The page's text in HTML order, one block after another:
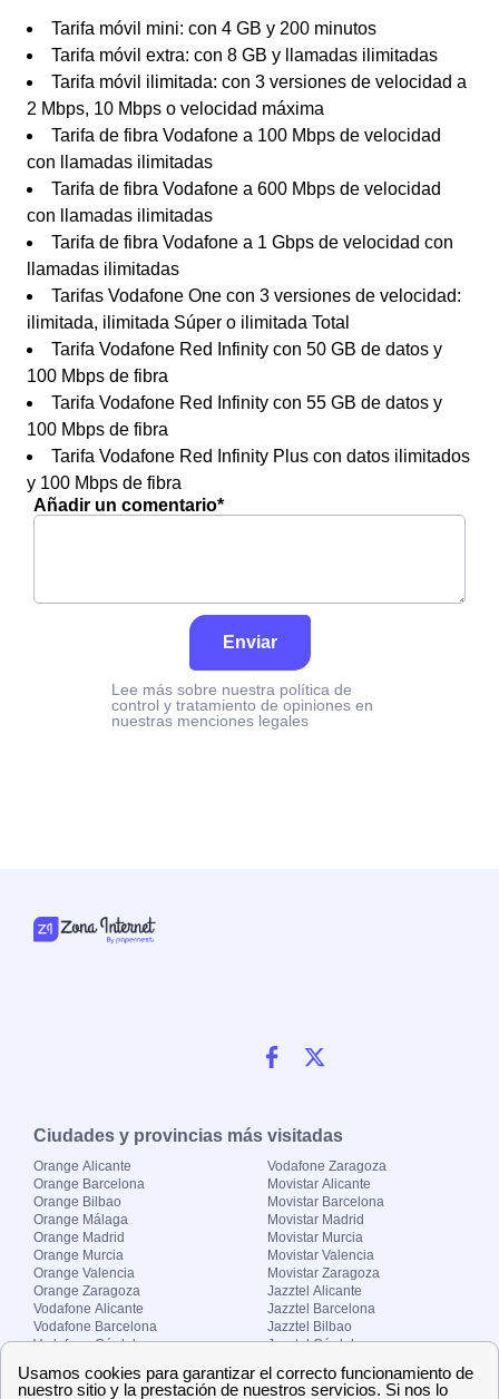
Tarifa móvil mini: con 4 GB y 200 minutos
Tarifa móvil extra: con 8 GB y llamadas ilimitadas
Tarifa móvil ilimitada: con 3 versiones de velocidad a
2 Mbps, 10 Mbps o velocidad máxima
Tarifa de fibra Vodafone a 100 Mbps de velocidad
con llamadas ilimitadas
Tarifa de fibra Vodafone a 600 Mbps de velocidad
con llamadas ilimitadas
Tarifa de fibra Vodafone a 1 Gbps de velocidad con
llamadas ilimitadas
Tarifas Vodafone One con 3 versiones de velocidad:
ilimitada, ilimitada Súper o ilimitada Total
Tarifa Vodafone Red Infinity con 50 GB de datos y
100 Mbps de fibra
Tarifa Vodafone Red Infinity con 55 GB de datos y
100 Mbps de fibra
Tarifa Vodafone Red Infinity Plus con datos ilimitados
y 100 Mbps de fibra
Añadir un comentario*
Enviar
Lee más sobre nuestra política de
control y tratamiento de opiniones en
nuestras menciones legales
Ciudades y provincias más visitadas
Orange Alicante
Orange Barcelona
Orange Bilbao
Orange Málaga
Orange Madrid
Orange Murcia
Orange Valencia
Orange Zaragoza
Vodafone Alicante
Vodafone Barcelona
Vodafone Córdoba
Vodafone Madrid
Vodafone Zaragoza
Movistar Alicante
Movistar Barcelona
Movistar Madrid
Movistar Murcia
Movistar Valencia
Movistar Zaragoza
Jazztel Alicante
Jazztel Barcelona
Jazztel Bilbao
Jazztel Córdoba
Jazztel Málaga